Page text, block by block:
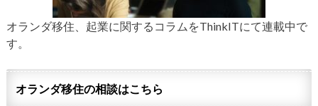
オランダ移住、起業に関するコラムをThinkITにて連載中で
す。
オランダ移住の相談はこちら